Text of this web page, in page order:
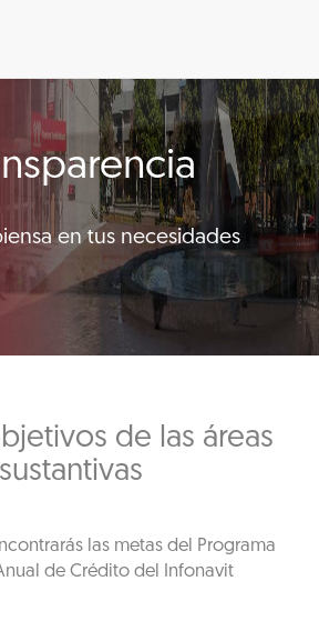
en tus necesidades
de las áreas
sustantivas
las metas del Programa
de Crédito del Infonavit